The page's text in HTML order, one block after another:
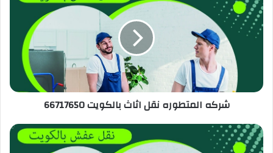
شركه المتطوره نقل اثاث بالكويت 66717650